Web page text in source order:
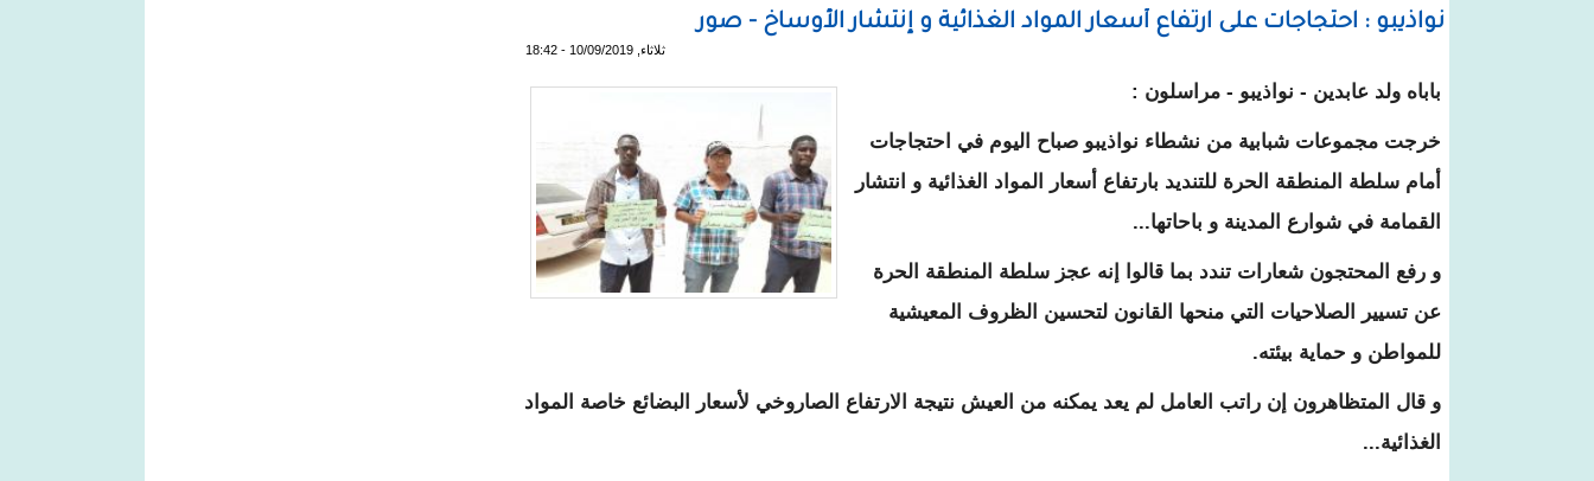
نواذيبو : احتجاجات على ارتفاع أسعار المواد الغذائية و إنتشار الأوساخ - صور
ثلاثاء, 10/09/2019 - 18:42
باباه ولد عابدين - نواذيبو - مراسلون :
خرجت مجموعات شبابية من نشطاء نواذيبو صباح اليوم في احتجاجات
أمام سلطة المنطقة الحرة للتنديد بارتفاع أسعار المواد الغذائية و انتشار
القمامة في شوارع المدينة و باحاتها...
و رفع المحتجون شعارات تندد بما قالوا إنه عجز سلطة المنطقة الحرة
عن تسيير الصلاحيات التي منحها القانون لتحسين الظروف المعيشية
للمواطن و حماية بيئته.
و قال المتظاهرون إن راتب العامل لم يعد يمكنه من العيش نتيجة الارتفاع الصاروخي لأسعار البضائع خاصة المواد
الغذائية...